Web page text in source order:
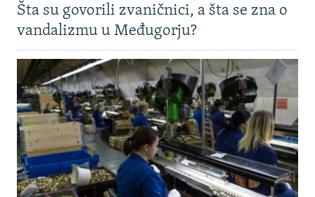
Šta su govorili zvaničnici, a šta se zna o
vandalizmu u Međugorju?